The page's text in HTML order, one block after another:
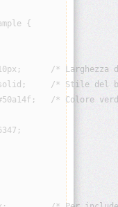
{
/* Larghezza
/* Stile del
/* Colore